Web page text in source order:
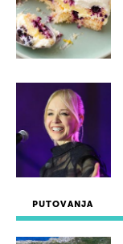
PUTOVANJA